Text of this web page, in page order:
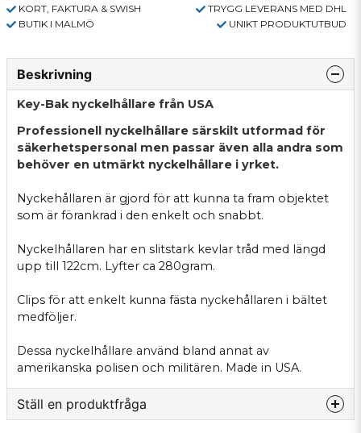
KORT, FAKTURA & SWISH
TRYGG LEVERANS MED DHL
BUTIK I MALMÖ
UNIKT PRODUKTUTBUD
Beskrivning
Key-Bak nyckelhållare från USA
Professionell nyckelhållare särskilt utformad för
säkerhetspersonal men passar även alla andra som
behöver en utmärkt nyckelhållare i yrket.
Nyckehållaren är gjord för att kunna ta fram objektet
som är förankrad i den enkelt och snabbt.
Nyckelhållaren har en slitstark kevlar tråd med längd
upp till 122cm. Lyfter ca 280gram.
Clips för att enkelt kunna fästa nyckehållaren i bältet
medföljer.
Dessa nyckelhållare använd bland annat av
amerikanska polisen och militären. Made in USA.
Ställ en produktfråga